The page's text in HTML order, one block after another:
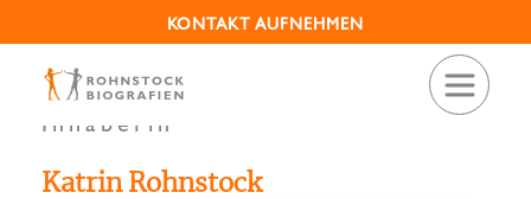
KONTAKT AUFNEHMEN
Geschäftsführende
Inhaberin
Katrin Rohnstock